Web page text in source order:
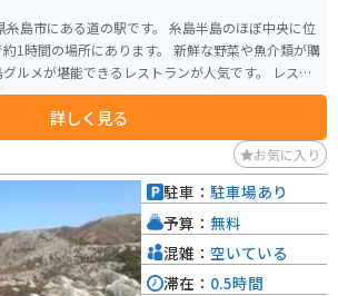
道の駅です。 糸島半島のほぼ中央に位
1時間の場所にあります。 新鮮な野菜や魚介類が購
ルメが堪能できるレストランが人気です。 レスト
ふんだんに使った海鮮丼や、糸島牛のステーキな
。 道の駅には、広い駐車場やトイレが完備されて
休憩に最適です。 周辺には、美しい海岸線が続く
グの目的地にもおすすめです。 糸島は、海産
です。 道の駅 いとだでは、新鮮な魚介類や野菜が購
産の食材を使った加工品なども販売されています。
二見ヶ浦など、景勝地としても知られるスポット
詳しく見る
お気に入り
駐車： 駐車場あり
予算： 無料
混雑： 空いている
滞在： 0.5時間